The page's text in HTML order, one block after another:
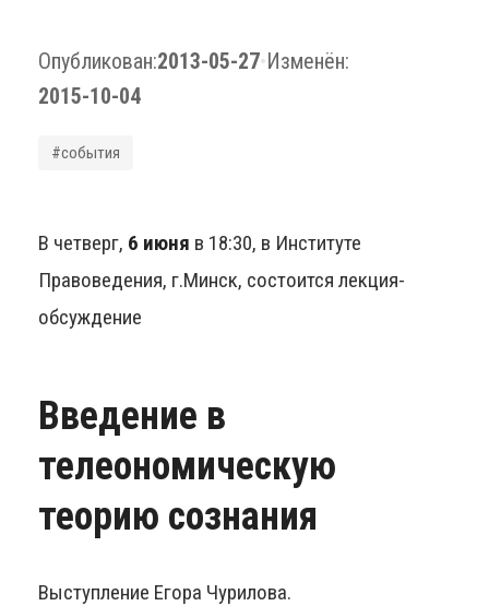
Опубликован:2013-05-27•Изменён:
2015-10-04
#события
В четверг, 6 июня в 18:30, в Институте
Правоведения, г.Минск, состоится лекция-
обсуждение
Введение в
телеономическую
теорию сознания
Выступление Егора Чурилова.